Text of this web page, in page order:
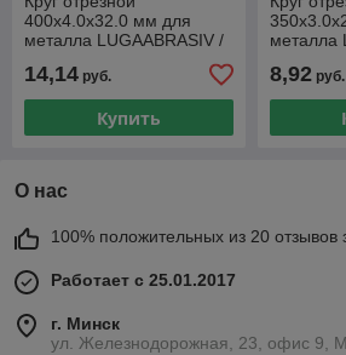
400х4.0x32.0 мм для
металла LUGAABRASIV /
двустороннее усиление к
14,14 руб.
Купить
металла
8,92руб.
О нас
100% положительных из 20 отзывов
Работает с 25.01.2017
г. Минск
ул. Железнодорожная, 23, офис 9,